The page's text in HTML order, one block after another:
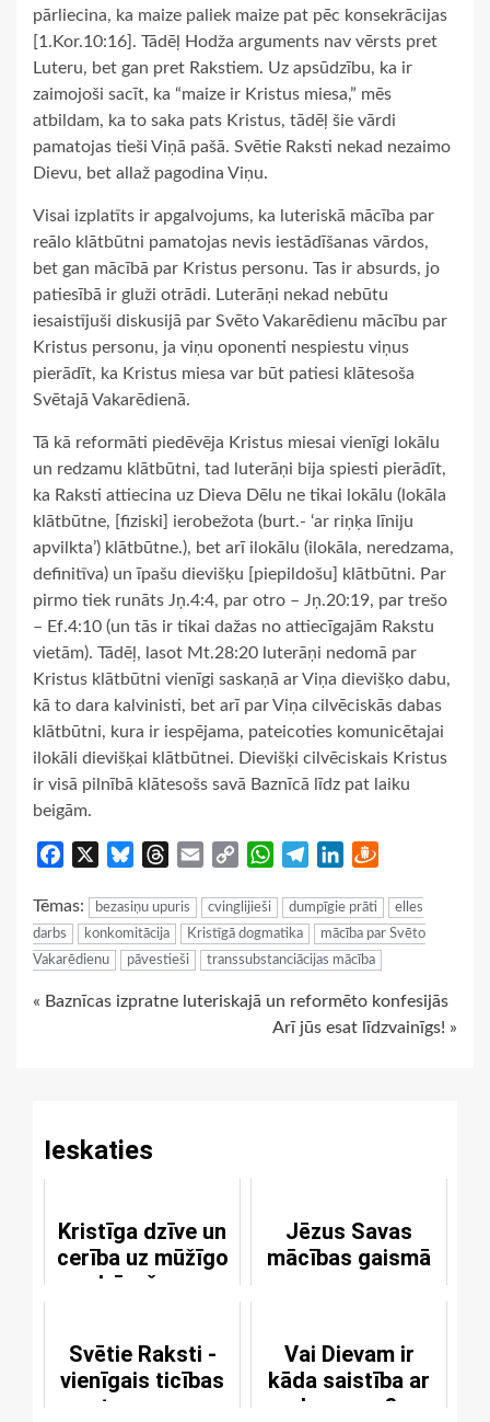
pārliecina, ka maize paliek maize pat pēc konsekrācijas
[1.Kor.10:16]. Tādēļ Hodža arguments nav vērsts pret
Luteru, bet gan pret Rakstiem. Uz apsūdzību, ka ir
zaimojoši sacīt, ka “maize ir Kristus miesa,” mēs
atbildam, ka to saka pats Kristus, tādēļ šie vārdi
pamatojas tieši Viņā pašā. Svētie Raksti nekad nezaimo
Dievu, bet allaž pagodina Viņu.
Visai izplatīts ir apgalvojums, ka luteriskā mācība par
reālo klātbūtni pamatojas nevis iestādīšanas vārdos,
bet gan mācībā par Kristus personu. Tas ir absurds, jo
patiesībā ir gluži otrādi. Luterāņi nekad nebūtu
iesaistījuši diskusijā par Svēto Vakarēdienu mācību par
Kristus personu, ja viņu oponenti nespiestu viņus
pierādīt, ka Kristus miesa var būt patiesi klātesoša
Svētajā Vakarēdienā.
Tā kā reformāti piedēvēja Kristus miesai vienīgi lokālu
un redzamu klātbūtni, tad luterāņi bija spiesti pierādīt,
ka Raksti attiecina uz Dieva Dēlu ne tikai lokālu (lokāla
klātbūtne, [fiziski] ierobežota (burt.- ‘ar riņķa līniju
apvilkta’) klātbūtne.), bet arī ilokālu (ilokāla, neredzama,
definitīva) un īpašu dievišķu [piepildošu] klātbūtni. Par
pirmo tiek runāts Jņ.4:4, par otro – Jņ.20:19, par trešo
– Ef.4:10 (un tās ir tikai dažas no attiecīgajām Rakstu
vietām). Tādēļ, lasot Mt.28:20 luterāņi nedomā par
Kristus klātbūtni vienīgi saskaņā ar Viņa dievišķo dabu,
kā to dara kalvinisti, bet arī par Viņa cilvēciskās dabas
klātbūtni, kura ir iespējama, pateicoties komunicētajai
ilokāli dievišķai klātbūtnei. Dievišķi cilvēciskais Kristus
ir visā pilnībā klātesošs savā Baznīcā līdz pat laiku
beigām.
Facebook BlueskyThreads
Email
Copy
WhatsApp
TelegramLinkedIn
Tēmas: bezasiņu upuris cvinglijieši dumpīgie prāti
elles
darbs
konkomitācija Kristīgā dogmatika
mācība par Svēto
Vakarēdienu
pāvestieši transsubstanciācijas mācība
Continue
« Baznīcas izpratne luteriskajā un reformēto konfesijās
Arī jūs esat līdzvainīgs! »
Ieskaties
Kristīga dzīve un
cerība uz mūžīgo
dzīvošanu
Jēzus Savas
mācības gaismā
Svētie Raksti -
vienīgais ticības
avots un norma
Vai Dievam ir
kāda saistība ar
ļaunumu?